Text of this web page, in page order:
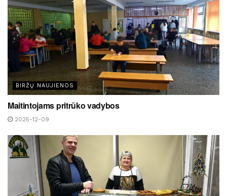
BIRŽŲ NAUJIENOS
Maitintojams pritrūko vadybos
2025-12-09